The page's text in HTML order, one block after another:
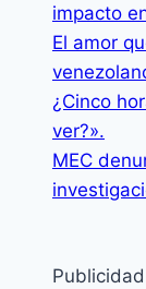
impacto
El amor
¿Cinco
ver?».
MEC
Publicidad